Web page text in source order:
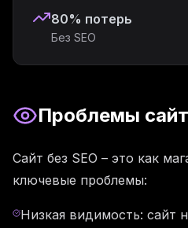
80% потерь
Без SEO
Проблемы
Сайт без SEO – это как
ключевые проблемы:
Низкая видимость: сайт